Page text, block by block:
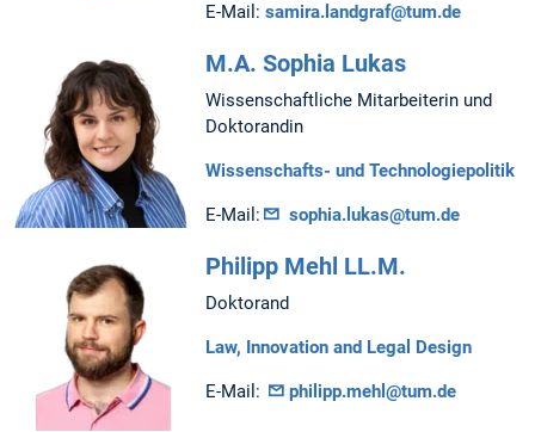
E-Mail: samira.landgraf@tum.de
M.A. Sophia Lukas
Wissenschaftliche Mitarbeiterin und
Doktorandin
Wissenschafts- und Technologiepolitik
E-Mail: sophia.lukas@tum.de
Philipp Mehl LL.M.
Doktorand
Law, Innovation and Legal Design
E-Mail: philipp.mehl@tum.de